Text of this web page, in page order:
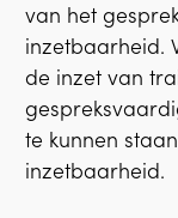
van het
inzetbaarheid.
de inzet van
te kunnen
inzetbaarheid.